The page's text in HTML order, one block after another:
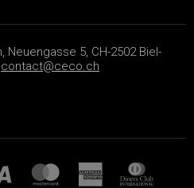
Neuengasse 5, CH-2502 Biel-
contact@ceco.ch